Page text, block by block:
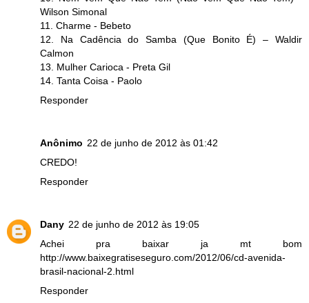
Wilson Simonal
11. Charme - Bebeto
12. Na Cadência do Samba (Que Bonito É) – Waldir
Calmon
13. Mulher Carioca - Preta Gil
14. Tanta Coisa - Paolo
Responder
Anônimo 22 de junho de 2012 às 01:42
CREDO!
Responder
Dany 22 de junho de 2012 às 19:05
Achei pra baixar ja mt bom
http://www.baixegratiseseguro.com/2012/06/cd-avenida-
brasil-nacional-2.html
Responder